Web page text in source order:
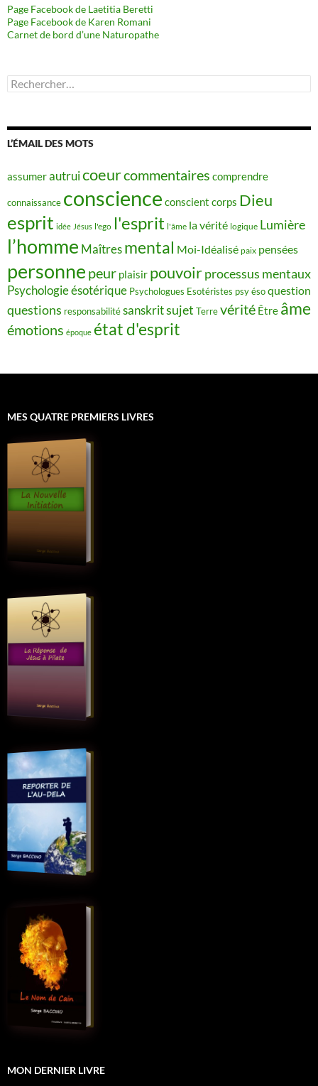
Page Facebook de Laetitia Beretti
Page Facebook de Karen Romani
Carnet de bord d’une Naturopathe
Rechercher :
L’ÉMAIL DES MOTS
assumerautruicoeurcommentaires comprendre
connaissance conscience conscient corps Dieu
esprit idée Jésus l'ego l'esprit l'âme la vérité logique Lumière
l’homme Maîtres mental Moi-Idéalisé paix pensées
personne peur plaisir pouvoirprocessus mentaux
Psychologie ésotérique Psychologues Esotéristes psy ésoquestion
questions responsabilitésanskritsujet Terrevérité Être âme
émotions époque état d'esprit
MES QUATRE PREMIERS LIVRES
MON DERNIER LIVRE